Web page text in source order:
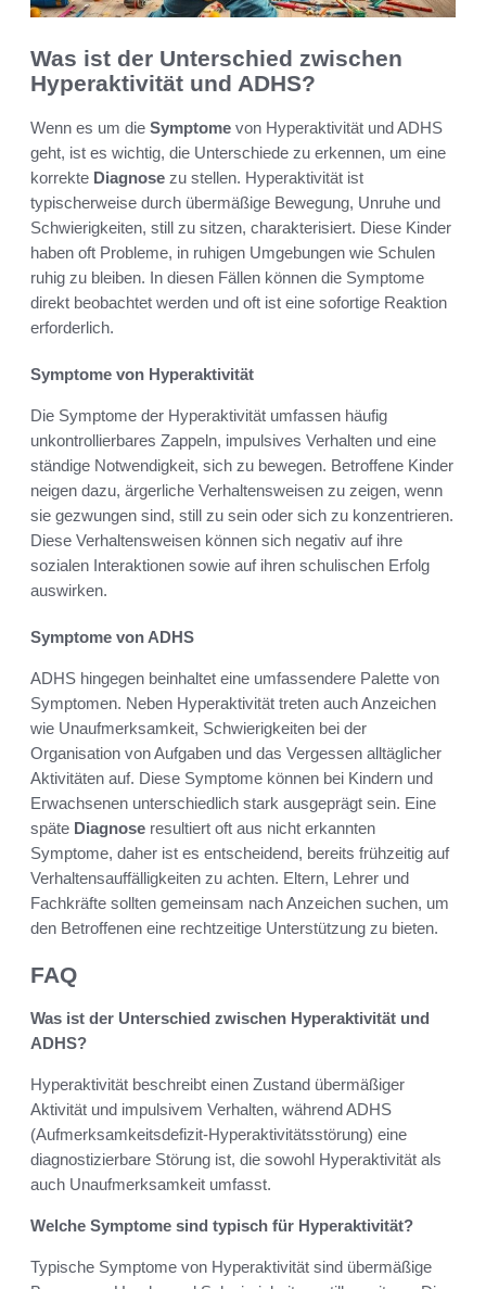
Was ist der Unterschied zwischen
Hyperaktivität und ADHS?
Wenn es um die Symptome von Hyperaktivität und ADHS
geht, ist es wichtig, die Unterschiede zu erkennen, um eine
korrekte Diagnose zu stellen. Hyperaktivität ist
typischerweise durch übermäßige Bewegung, Unruhe und
Schwierigkeiten, still zu sitzen, charakterisiert. Diese Kinder
haben oft Probleme, in ruhigen Umgebungen wie Schulen
ruhig zu bleiben. In diesen Fällen können die Symptome
direkt beobachtet werden und oft ist eine sofortige Reaktion
erforderlich.
Symptome von Hyperaktivität
Die Symptome der Hyperaktivität umfassen häufig
unkontrollierbares Zappeln, impulsives Verhalten und eine
ständige Notwendigkeit, sich zu bewegen. Betroffene Kinder
neigen dazu, ärgerliche Verhaltensweisen zu zeigen, wenn
sie gezwungen sind, still zu sein oder sich zu konzentrieren.
Diese Verhaltensweisen können sich negativ auf ihre
sozialen Interaktionen sowie auf ihren schulischen Erfolg
auswirken.
Symptome von ADHS
ADHS hingegen beinhaltet eine umfassendere Palette von
Symptomen. Neben Hyperaktivität treten auch Anzeichen
wie Unaufmerksamkeit, Schwierigkeiten bei der
Organisation von Aufgaben und das Vergessen alltäglicher
Aktivitäten auf. Diese Symptome können bei Kindern und
Erwachsenen unterschiedlich stark ausgeprägt sein. Eine
späte Diagnose resultiert oft aus nicht erkannten
Symptome, daher ist es entscheidend, bereits frühzeitig auf
Verhaltensauffälligkeiten zu achten. Eltern, Lehrer und
Fachkräfte sollten gemeinsam nach Anzeichen suchen, um
den Betroffenen eine rechtzeitige Unterstützung zu bieten.
FAQ
Was ist der Unterschied zwischen Hyperaktivität und
ADHS?
Hyperaktivität beschreibt einen Zustand übermäßiger
Aktivität und impulsivem Verhalten, während ADHS
(Aufmerksamkeitsdefizit-Hyperaktivitätsstörung) eine
diagnostizierbare Störung ist, die sowohl Hyperaktivität als
auch Unaufmerksamkeit umfasst.
Welche Symptome sind typisch für Hyperaktivität?
Typische Symptome von Hyperaktivität sind übermäßige